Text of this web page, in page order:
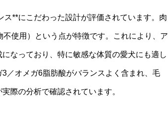
**にこだわった設計が評価されています。肉
使用）という点が特徴です。これにより、ア
なっており、特に敏感な体質の愛犬にも適し
／オメガ6脂肪酸がバランスよく含まれ、毛
際の分析で確認されています。